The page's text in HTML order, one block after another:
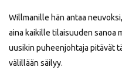
Willmanille hän antaa
aina kaikille tilaisuuden sanoa
uusikin puheenjohtaja pitävät
välillään säilyy.